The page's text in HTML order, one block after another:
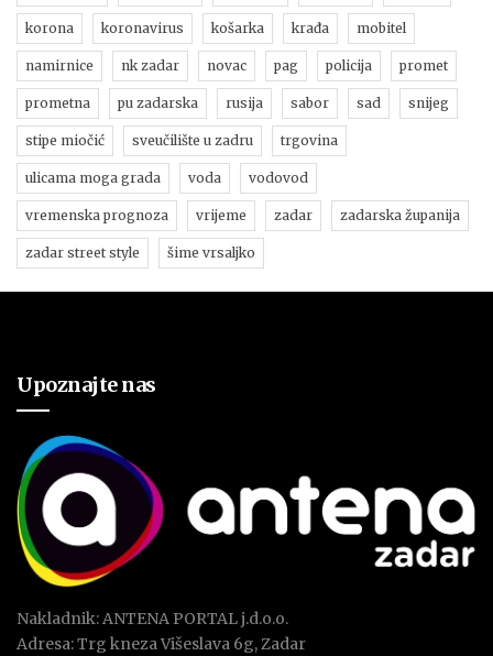
korona koronavirus košarka krađa mobitel
namirnice nk zadar novac pag policija promet
prometna pu zadarska rusija sabor sad snijeg
stipe miočić sveučilište u zadru trgovina
ulicama moga grada voda vodovod
vremenska prognoza vrijeme zadar zadarska županija
zadar street style šime vrsaljko
Upoznajte nas
Nakladnik: ANTENA PORTAL j.d.o.o.
Adresa: Trg kneza Višeslava 6g, Zadar